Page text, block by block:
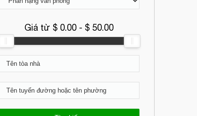
Giá từ $ 0.00 - $ 50.00